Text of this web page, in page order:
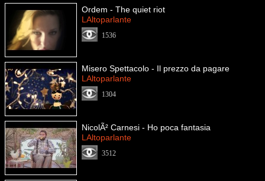
Ordem - The quiet riot
LAltoparlante
1536
Misero Spettacolo - Il prezzo da pagare
LAltoparlante
1304
NicolÃ² Carnesi - Ho poca fantasia
LAltoparlante
3512